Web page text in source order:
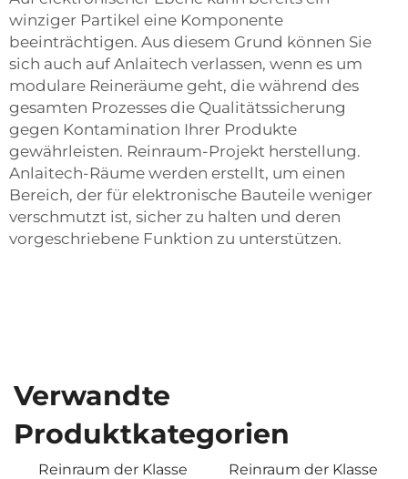
winziger Partikel eine Komponente
beeinträchtigen. Aus diesem Grund können Sie
sich auch auf Anlaitech verlassen, wenn es um
modulare Reineräume geht, die während des
gesamten Prozesses die Qualitätssicherung
gegen Kontamination Ihrer Produkte
gewährleisten. Reinraum-Projekt herstellung.
Anlaitech-Räume werden erstellt, um einen
Bereich, der für elektronische Bauteile weniger
verschmutzt ist, sicher zu halten und deren
vorgeschriebene Funktion zu unterstützen.
Verwandte
Produktkategorien
Reinraum der Klasse
Reinraum der Klasse